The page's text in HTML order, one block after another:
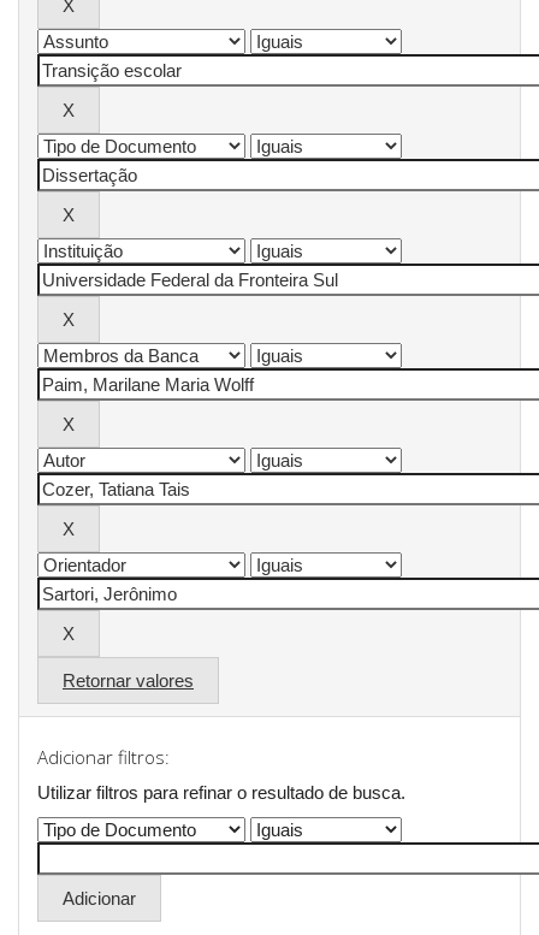
Retornar valores
Adicionar filtros:
Utilizar filtros para refinar o resultado de busca.